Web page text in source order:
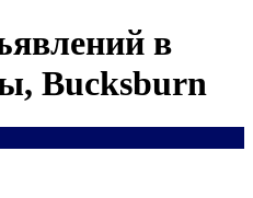
в
Bucksburn